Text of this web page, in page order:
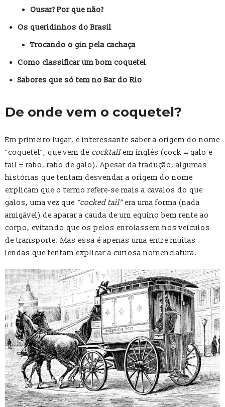
Ousar? Por que não?
Os queridinhos do Brasil
Trocando o gin pela cachaça
Como classificar um bom coquetel
Sabores que só tem no Bar do Rio
De onde vem o coquetel?
Em primeiro lugar, é interessante saber a origem do nome
“coquetel”, que vem de cocktail em inglês (cock = galo e
tail = rabo, rabo de galo). Apesar da tradução, algumas
histórias que tentam desvendar a origem do nome
explicam que o termo refere-se mais a cavalos do que
galos, uma vez que “cocked tail”era uma forma (nada
amigável) de aparar a cauda de um equino bem rente ao
corpo, evitando que os pelos enrolassem nos veículos
de transporte. Mas essa é apenas uma entre muitas
lendas que tentam explicar a curiosa nomenclatura.